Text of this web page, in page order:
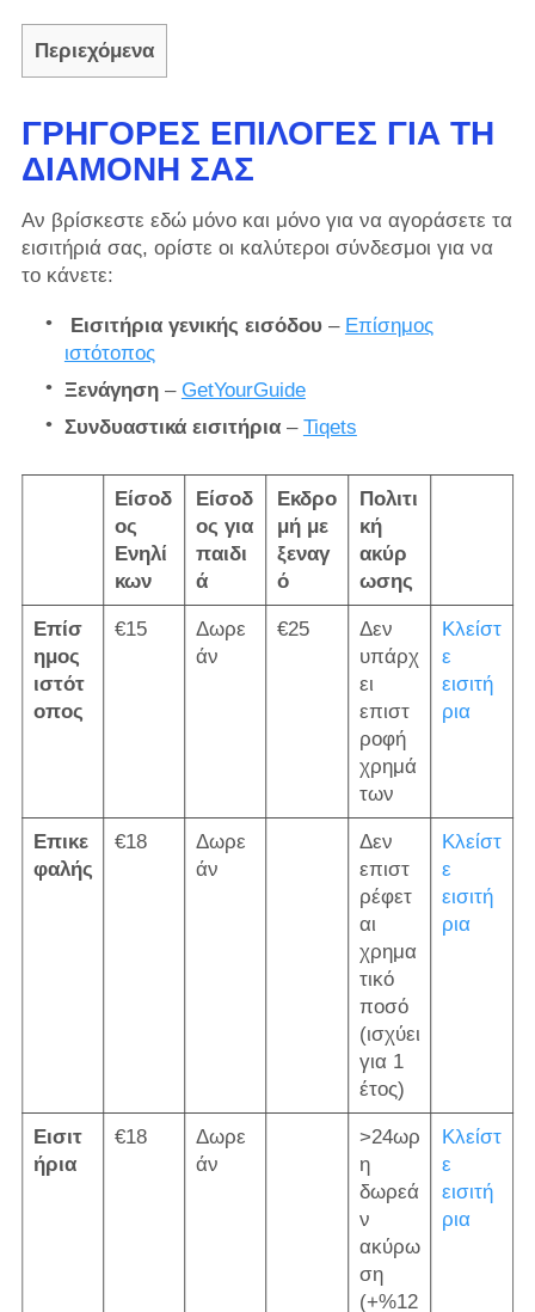
Περιεχόμενα
ΓΡΉΓΟΡΕΣ ΕΠΙΛΟΓΈΣ ΓΙΑ ΤΗ
ΔΙΑΜΟΝΉ ΣΑΣ
Αν βρίσκεστε εδώ μόνο και μόνο για να αγοράσετε τα
εισιτήριά σας, ορίστε οι καλύτεροι σύνδεσμοι για να
το κάνετε:
Εισιτήρια γενικής εισόδου– Επίσημος
ιστότοπος
Ξενάγηση– GetYourGuide
Συνδυαστικά εισιτήρια– Tiqets
Είσοδ
ος
Ενηλί
κων
Είσοδ
ος για
παιδι
ά
Εκδρο
μή με
ξεναγ
ό
Πολιτι
κή
ακύρ
ωσης
Επίσ
ημος
ιστότ
οπος
€15
Δωρε
άν
€25
Δεν
υπάρχ
ει
επιστ
ροφή
χρημά
των
Κλείστ
ε
εισιτή
ρια
Επικε
φαλής
€18
Δωρε
άν
Δεν
επιστ
ρέφετ
αι
χρημα
τικό
ποσό
(ισχύει
για 1
έτος)
Κλείστ
ε
εισιτή
ρια
Εισιτ
ήρια
€18
Δωρε
άν
>24ωρ
η
δωρεά
ν
ακύρω
ση
(+%12
Κλείστ
ε
εισιτή
ρια